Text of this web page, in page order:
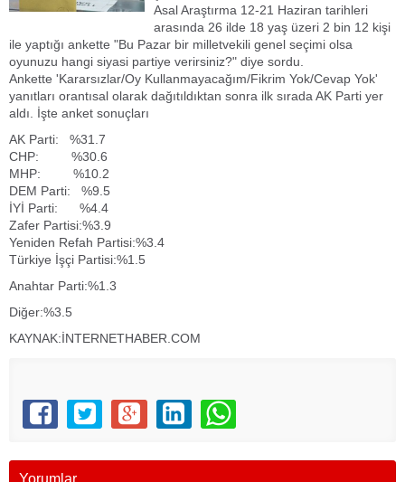
Asal Araştırma 12-21 Haziran tarihleri
arasında 26 ilde 18 yaş üzeri 2 bin 12 kişi
ile yaptığı ankette "Bu Pazar bir milletvekili genel seçimi olsa
oyunuzu hangi siyasi partiye verirsiniz?" diye sordu.
Ankette 'Kararsızlar/Oy Kullanmayacağım/Fikrim Yok/Cevap Yok'
yanıtları orantısal olarak dağıtıldıktan sonra ilk sırada AK Parti yer
aldı. İşte anket sonuçları
AK Parti: %31.7
CHP: %30.6
MHP: %10.2
DEM Parti: %9.5
İYİ Parti: %4.4
Zafer Partisi:%3.9
Yeniden Refah Partisi:%3.4
Türkiye İşçi Partisi:%1.5
Anahtar Parti:%1.3
Diğer:%3.5
KAYNAK:İNTERNETHABER.COM
Yorumlar